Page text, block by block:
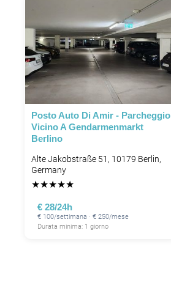
Posto Auto Di Amir - Parcheggio
Vicino A Gendarmenmarkt
Berlino
Alte Jakobstraße 51, 10179 Berlin,
Germany
★★★★★
€ 28/24h
€ 100/settimana · € 250/mese
Durata minima: 1 giorno